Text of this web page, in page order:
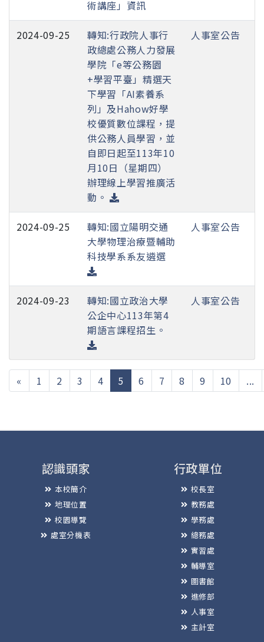
術講座」資訊
2024-09-25
轉知:行政院人事行
政總處公務人力發展
學院「e等公務園
+學習平臺」精選天
下學習「AI素養系
列」及Hahow好學
校優質數位課程，提
供公務人員學習，並
自即日起至113年10
月10日（星期四）
辦理線上學習推廣活
動。
人事室公告
2024-09-25
轉知:國立陽明交通
大學物理治療暨輔助
科技學系系友遴選
人事室公告
2024-09-23
轉知:國立政治大學
公企中心113年第4
期語言課程招生。
人事室公告
« 1 2 3 4 5 (current)
6 7 8 9 10 ...
認識頭家
本校簡介
地理位置
校園導覽
處室分機表
行政單位
校長室
教務處
學務處
總務處
實習處
輔導室
圖書館
進修部
人事室
主計室